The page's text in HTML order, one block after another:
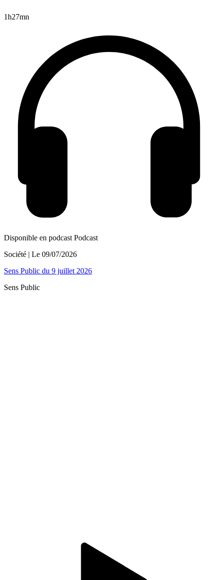
1h27mn
Disponible en podcast Podcast
Société | Le 09/07/2026
Sens Public du 9 juillet 2026
Sens Public